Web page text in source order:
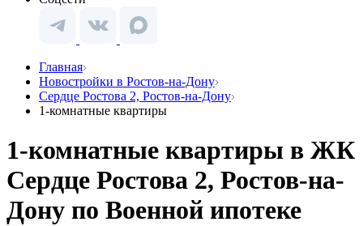
Главная
Новостройки в Ростов-на-Дону
Сердце Ростова 2, Ростов-на-Дону
1-комнатные квартиры
1-комнатные квартиры в ЖК
Сердце Ростова 2, Ростов-на-
Дону по Военной ипотеке